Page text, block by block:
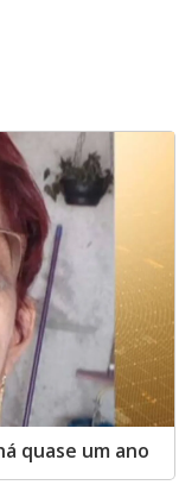
quase um ano